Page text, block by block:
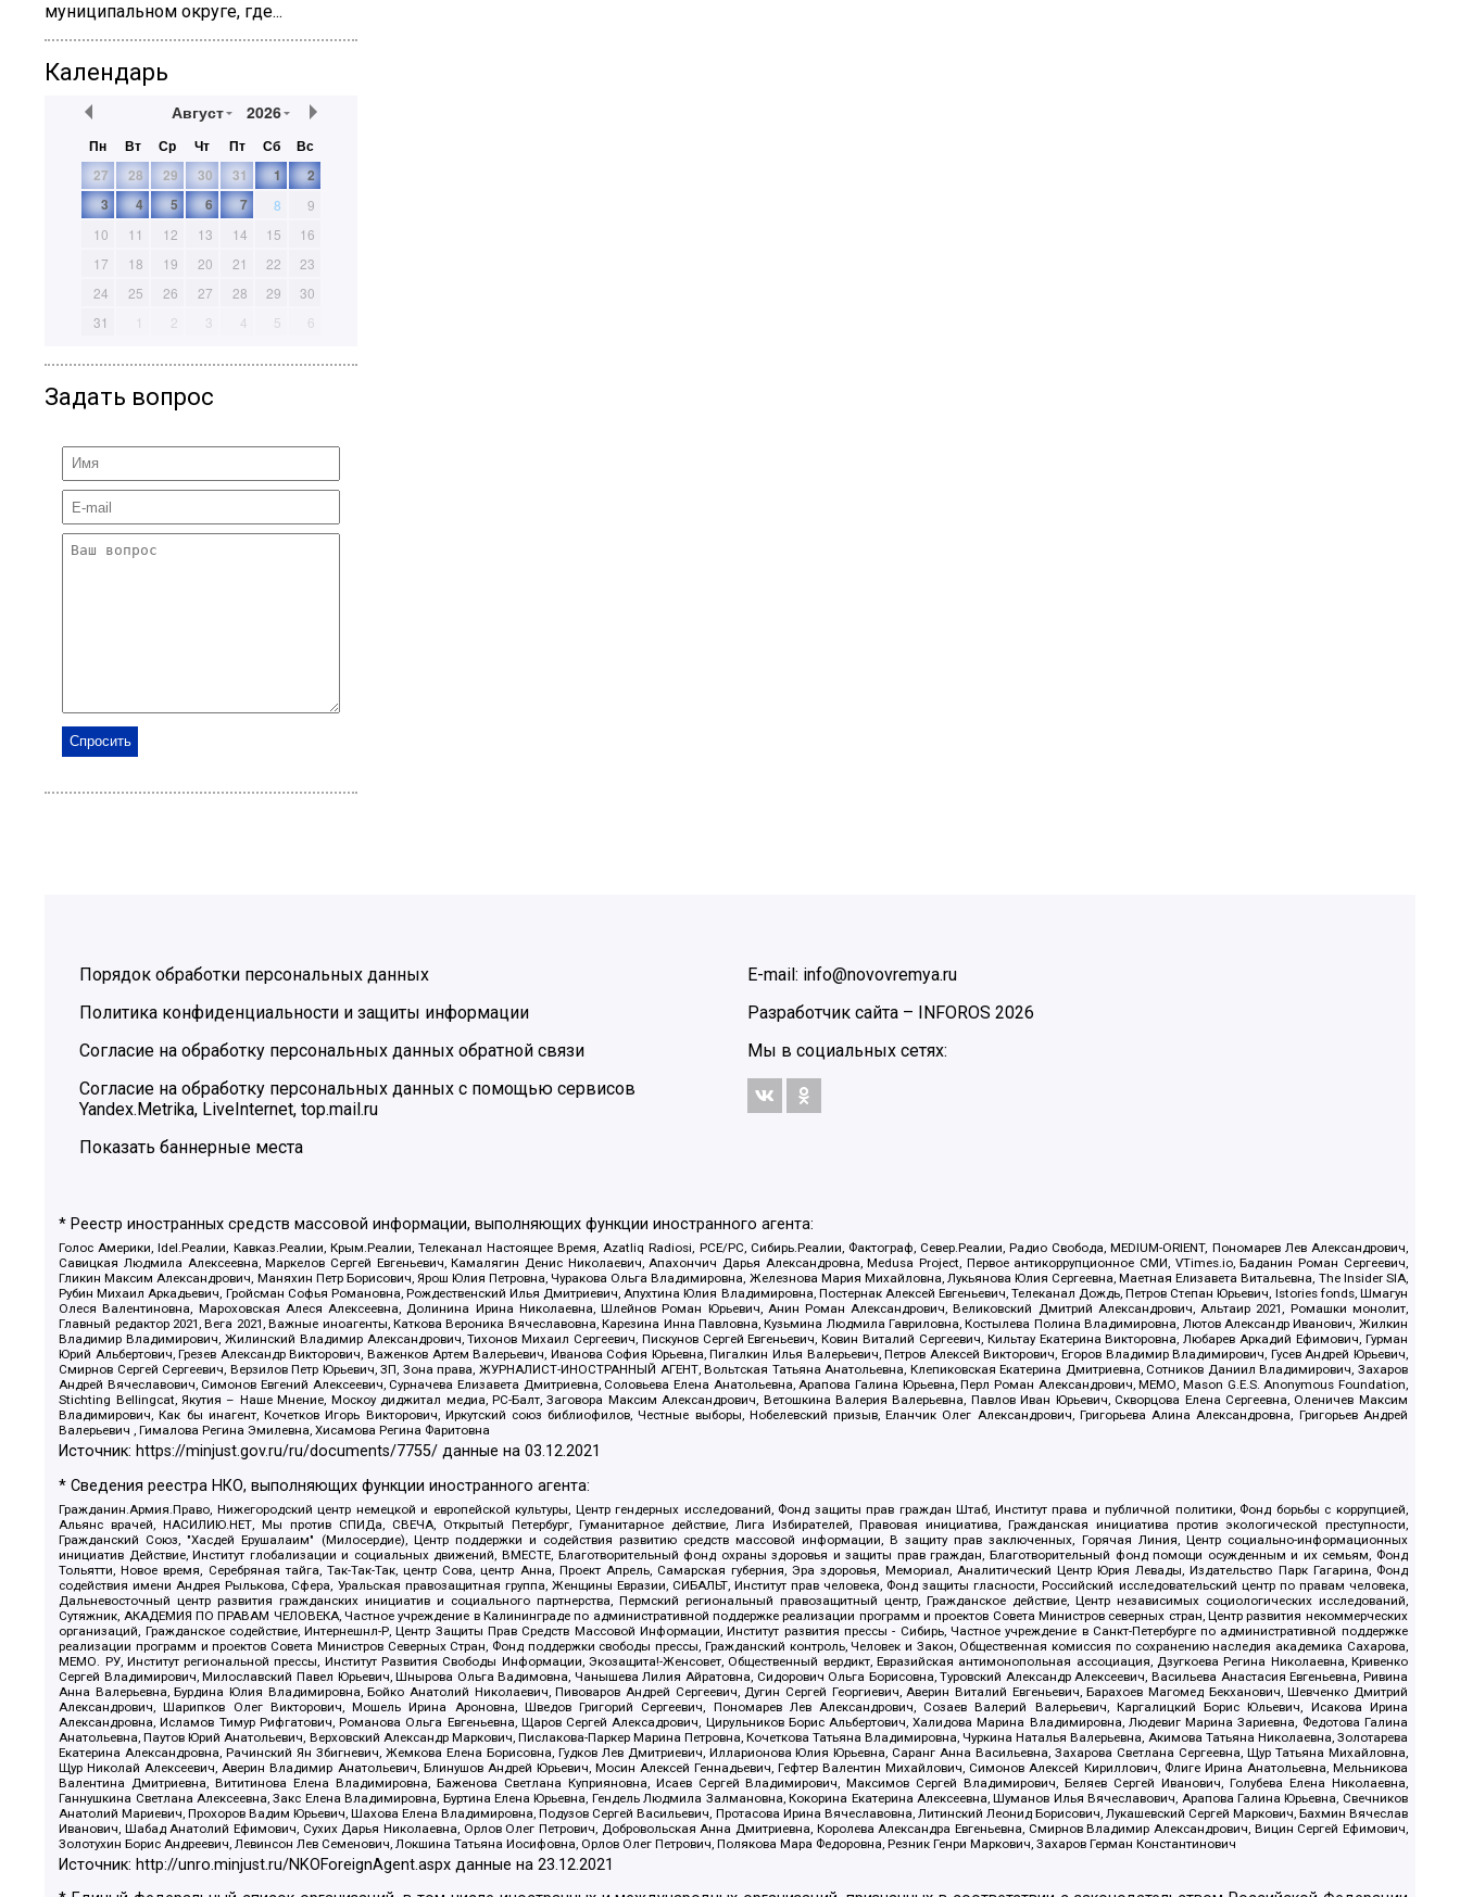
муниципальном округе, где...
Календарь
Август 2026
Пн Вт Ср Чт Пт Сб
Вс
27
28 29 30 31 1
2
3
4 5 6 7 8
9
10
11 12 13 14 15
16
17
18 19 20 21 22
23
24
25 26 27 28 29
30
31
1 2 3 4 5 6
Задать вопрос
Порядок обработки персональных данных
Политика конфиденциальности и защиты информации
Согласие на обработку персональных данных обратной связи
Согласие на обработку персональных данных с помощью сервисов
Yandex.Metrika, LiveInternet, top.mail.ru
Показать баннерные места
E-mail: info@novovremya.ru
Разработчик сайта – INFOROS 2026
Мы в социальных сетях:
* Реестр иностранных средств массовой информации, выполняющих функции иностранного агента:
Голос Америки, Idel.Реалии, Кавказ.Реалии, Крым.Реалии, Телеканал Настоящее Время, Azatliq Radiosi, PCE/PC, Сибирь.Реалии, Фактограф, Север.Реалии, Радио Свобода, MEDIUM-ORIENT, Пономарев Лев Александрович,
Савицкая Людмила Алексеевна, Маркелов Сергей Евгеньевич, Камалягин Денис Николаевич, Апахончич Дарья Александровна, Medusa Project, Первое антикоррупционное СМИ, VTimes.io, Баданин Роман Сергеевич,
Гликин Максим Александрович, Маняхин Петр Борисович, Ярош Юлия Петровна, Чуракова Ольга Владимировна, Железнова Мария Михайловна, Лукьянова Юлия Сергеевна, Маетная Елизавета Витальевна, The Insider SIA,
Рубин Михаил Аркадьевич, Гройсман Софья Романовна, Рождественский Илья Дмитриевич, Апухтина Юлия Владимировна, Постернак Алексей Евгеньевич, Телеканал Дождь, Петров Степан Юрьевич, Istories fonds, Шмагун
Олеся Валентиновна, Мароховская Алеся Алексеевна, Долинина Ирина Николаевна, Шлейнов Роман Юрьевич, Анин Роман Александрович, Великовский Дмитрий Александрович, Альтаир 2021, Ромашки монолит,
Главный редактор 2021, Вега 2021, Важные иноагенты, Каткова Вероника Вячеславовна, Карезина Инна Павловна, Кузьмина Людмила Гавриловна, Костылева Полина Владимировна, Лютов Александр Иванович, Жилкин
Владимир Владимирович, Жилинский Владимир Александрович, Тихонов Михаил Сергеевич, Пискунов Сергей Евгеньевич, Ковин Виталий Сергеевич, Кильтау Екатерина Викторовна, Любарев Аркадий Ефимович, Гурман
Юрий Альбертович, Грезев Александр Викторович, Важенков Артем Валерьевич, Иванова София Юрьевна, Пигалкин Илья Валерьевич, Петров Алексей Викторович, Егоров Владимир Владимирович, Гусев Андрей Юрьевич,
Смирнов Сергей Сергеевич, Верзилов Петр Юрьевич, ЗП, Зона права, ЖУРНАЛИСТ-ИНОСТРАННЫЙ АГЕНТ, Вольтская Татьяна Анатольевна, Клепиковская Екатерина Дмитриевна, Сотников Даниил Владимирович, Захаров
Андрей Вячеславович, Симонов Евгений Алексеевич, Сурначева Елизавета Дмитриевна, Соловьева Елена Анатольевна, Арапова Галина Юрьевна, Перл Роман Александрович, МЕМО, Mason G.E.S. Anonymous Foundation,
Stichting Bellingcat, Якутия – Наше Мнение, Москоу диджитал медиа, РС-Балт, Заговора Максим Александрович, Ветошкина Валерия Валерьевна, Павлов Иван Юрьевич, Скворцова Елена Сергеевна, Оленичев Максим
Владимирович, Как бы инагент, Кочетков Игорь Викторович, Иркутский союз библиофилов, Честные выборы, Нобелевский призыв, Еланчик Олег Александрович, Григорьева Алина Александровна, Григорьев Андрей
Валерьевич , Гималова Регина Эмилевна, Хисамова Регина Фаритовна
Источник:https://minjust.gov.ru/ru/documents/7755/ данные на03.12.2021
* Сведения реестра НКО, выполняющих функции иностранного агента:
Гражданин.Армия.Право, Нижегородский центр немецкой и европейской культуры, Центр гендерных исследований, Фонд защиты прав граждан Штаб, Институт права и публичной политики, Фонд борьбы с коррупцией,
Альянс врачей, НАСИЛИЮ.НЕТ, Мы против СПИДа, СВЕЧА, Открытый Петербург, Гуманитарное действие, Лига Избирателей, Правовая инициатива, Гражданская инициатива против экологической преступности,
Гражданский Союз, "Хасдей Ерушалаим" (Милосердие), Центр поддержки и содействия развитию средств массовой информации, В защиту прав заключенных, Горячая Линия, Центр социально-информационных
инициатив Действие, Институт глобализации и социальных движений, ВМЕСТЕ, Благотворительный фонд охраны здоровья и защиты прав граждан, Благотворительный фонд помощи осужденным и их семьям, Фонд
Тольятти, Новое время, Серебряная тайга, Так-Так-Так, центр Сова, центр Анна, Проект Апрель, Самарская губерния, Эра здоровья, Мемориал, Аналитический Центр Юрия Левады, Издательство Парк Гагарина, Фонд
содействия имени Андрея Рылькова, Сфера, Уральская правозащитная группа, Женщины Евразии, СИБАЛЬТ, Институт прав человека, Фонд защиты гласности, Российский исследовательский центр по правам человека,
Дальневосточный центр развития гражданских инициатив и социального партнерства, Пермский региональный правозащитный центр, Гражданское действие, Центр независимых социологических исследований,
Сутяжник, АКАДЕМИЯ ПО ПРАВАМ ЧЕЛОВЕКА, Частное учреждение в Калининграде по административной поддержке реализации программ и проектов Совета Министров северных стран, Центр развития некоммерческих
организаций, Гражданское содействие, Интернешнл-Р, Центр Защиты Прав Средств Массовой Информации, Институт развития прессы - Сибирь, Частное учреждение в Санкт-Петербурге по административной поддержке
реализации программ и проектов Совета Министров Северных Стран, Фонд поддержки свободы прессы, Гражданский контроль, Человек и Закон, Общественная комиссия по сохранению наследия академика Сахарова,
МЕМО. РУ, Институт региональной прессы, Институт Развития Свободы Информации, Экозащита!-Женсовет, Общественный вердикт, Евразийская антимонопольная ассоциация, Дзугкоева Регина Николаевна, Кривенко
Сергей Владимирович, Милославский Павел Юрьевич, Шнырова Ольга Вадимовна, Чанышева Лилия Айратовна, Сидорович Ольга Борисовна, Туровский Александр Алексеевич, Васильева Анастасия Евгеньевна, Ривина
Анна Валерьевна, Бурдина Юлия Владимировна, Бойко Анатолий Николаевич, Пивоваров Андрей Сергеевич, Дугин Сергей Георгиевич, Аверин Виталий Евгеньевич, Барахоев Магомед Бекханович, Шевченко Дмитрий
Александрович, Шарипков Олег Викторович, Мошель Ирина Ароновна, Шведов Григорий Сергеевич, Пономарев Лев Александрович, Созаев Валерий Валерьевич, Каргалицкий Борис Юльевич, Исакова Ирина
Александровна, Исламов Тимур Рифгатович, Романова Ольга Евгеньевна, Щаров Сергей Алексадрович, Цирульников Борис Альбертович, Халидова Марина Владимировна, Людевиг Марина Зариевна, Федотова Галина
Анатольевна, Паутов Юрий Анатольевич, Верховский Александр Маркович, Пислакова-Паркер Марина Петровна, Кочеткова Татьяна Владимировна, Чуркина Наталья Валерьевна, Акимова Татьяна Николаевна, Золотарева
Екатерина Александровна, Рачинский Ян Збигневич, Жемкова Елена Борисовна, Гудков Лев Дмитриевич, Илларионова Юлия Юрьевна, Саранг Анна Васильевна, Захарова Светлана Сергеевна, Щур Татьяна Михайловна,
Щур Николай Алексеевич, Аверин Владимир Анатольевич, Блинушов Андрей Юрьевич, Мосин Алексей Геннадьевич, Гефтер Валентин Михайлович, Симонов Алексей Кириллович, Флиге Ирина Анатольевна, Мельникова
Валентина Дмитриевна, Вититинова Елена Владимировна, Баженова Светлана Куприяновна, Исаев Сергей Владимирович, Максимов Сергей Владимирович, Беляев Сергей Иванович, Голубева Елена Николаевна,
Ганнушкина Светлана Алексеевна, Закс Елена Владимировна, Буртина Елена Юрьевна, Гендель Людмила Залмановна, Кокорина Екатерина Алексеевна, Шуманов Илья Вячеславович, Арапова Галина Юрьевна, Свечников
Анатолий Мариевич, Прохоров Вадим Юрьевич, Шахова Елена Владимировна, Подузов Сергей Васильевич, Протасова Ирина Вячеславовна, Литинский Леонид Борисович, Лукашевский Сергей Маркович, Бахмин Вячеслав
Иванович, Шабад Анатолий Ефимович, Сухих Дарья Николаевна, Орлов Олег Петрович, Добровольская Анна Дмитриевна, Королева Александра Евгеньевна, Смирнов Владимир Александрович, Вицин Сергей Ефимович,
Золотухин Борис Андреевич, Левинсон Лев Семенович, Локшина Татьяна Иосифовна, Орлов Олег Петрович, Полякова Мара Федоровна, Резник Генри Маркович, Захаров Герман Константинович
Источник: http://unro.minjust.ru/NKOForeignAgent.aspx данные на23.12.2021